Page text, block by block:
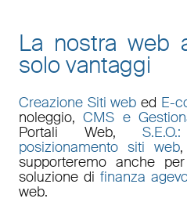
La nostra web
solo vantaggi
Creazione Siti web ed E-
noleggio,CMS e
Portali Web,
posizionamento siti web,
supporteremo anche
soluzione difinanza
web.